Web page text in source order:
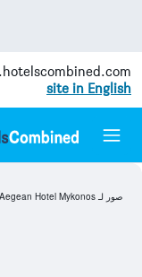
site in English
صور لـ Aegean Hotel Mykonos